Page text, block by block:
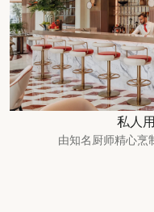
私人
由知名厨师精心烹